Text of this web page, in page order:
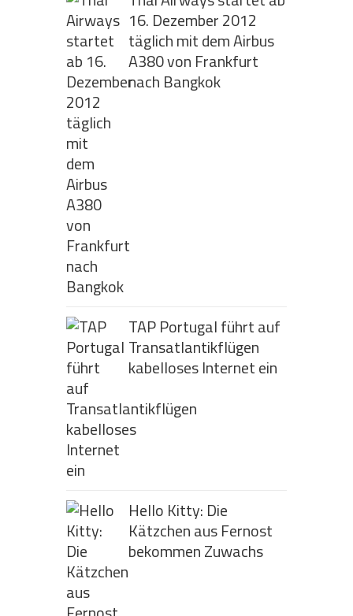
16. Dezember 2012
täglich mit dem Airbus
A380 von Frankfurt
nach Bangkok
TAP Portugal führt auf
Transatlantikflügen
kabelloses Internet ein
Hello Kitty: Die
Kätzchen aus Fernost
bekommen Zuwachs